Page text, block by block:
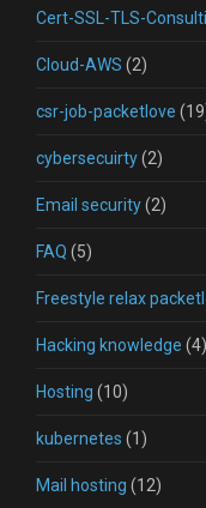
Cert-SSL-TLS-
Cloud-AWS (2)
csr-job-packetlove
cybersecuirty(2)
Email security(2)
FAQ (5)
Freestyle relax
Hacking knowledge (4)
Hosting (10)
kubernetes (1)
Mail hosting (12)